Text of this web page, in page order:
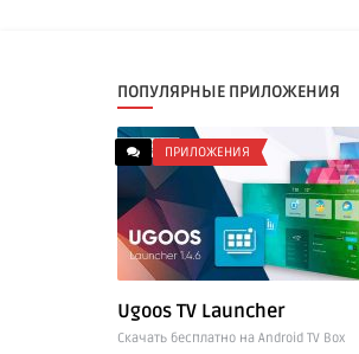
ПОПУЛЯРНЫЕ ПРИЛОЖЕНИЯ
ПРИЛОЖЕНИЯ
Ugoos TV Launcher
Cкачать бесплатно на Android TV Box